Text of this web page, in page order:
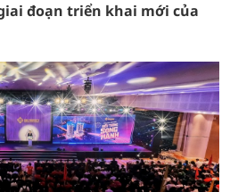
đoạn triển khai mới của